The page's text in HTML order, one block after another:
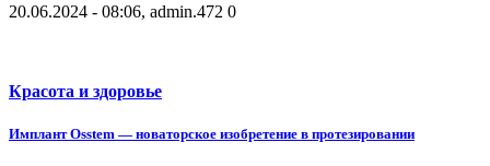
20.06.2024 - 08:06, admin.472 0
Красота и здоровье
Имплант Osstem — новаторское изобретение в протезировании